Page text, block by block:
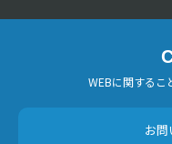
WEBに関するこ
お